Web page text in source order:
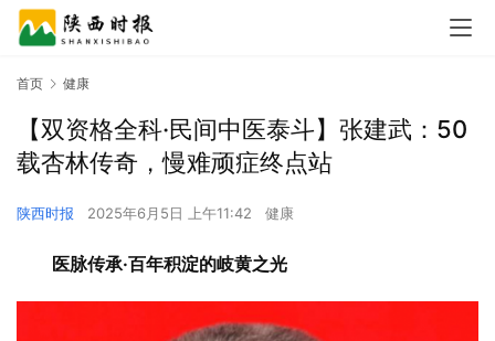
首页 健康
【双资格全科·民间中医泰斗】张建武：50
载杏林传奇，慢难顽症终点站
陕西时报 2025年6月5日 上午11:42 健康
医脉传承·百年积淀的岐黄之光